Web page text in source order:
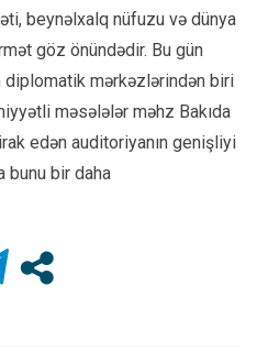
beynəlxalq nüfuzu və dünya
göz önündədir. Bu gün
diplomatik mərkəzlərindən biri
məsələlər məhz Bakıda
edən auditoriyanın genişliyi
bunu bir daha